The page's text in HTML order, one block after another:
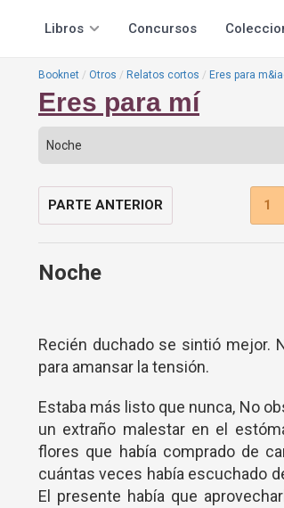
Libros Concursos
Booknet Otros Relatos cortos Eres para
Eres para mí
PARTE ANTERIOR 1
Noche
Recién duchado se sintió mejor.
para amansar la tensión.
Estaba más listo que nunca, No
un extraño malestar en el
flores que había comprado de
cuántas veces había escuchado
El presente había que